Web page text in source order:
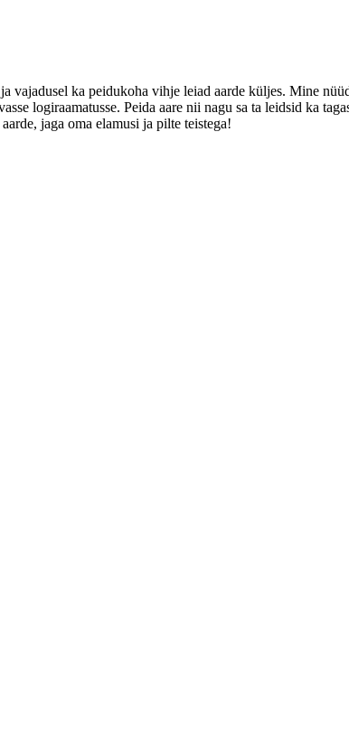
vajadusel ka peidukoha vihje leiad aarde küljes. Mine
logiraamatusse. Peida aare nii nagu sa ta leidsid ka
jaga oma elamusi ja pilte teistega!